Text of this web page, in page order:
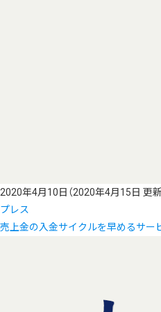
2020年4月10日 （2020年4月15日 更新
プレス
売上金の入金サイクルを早めるサー